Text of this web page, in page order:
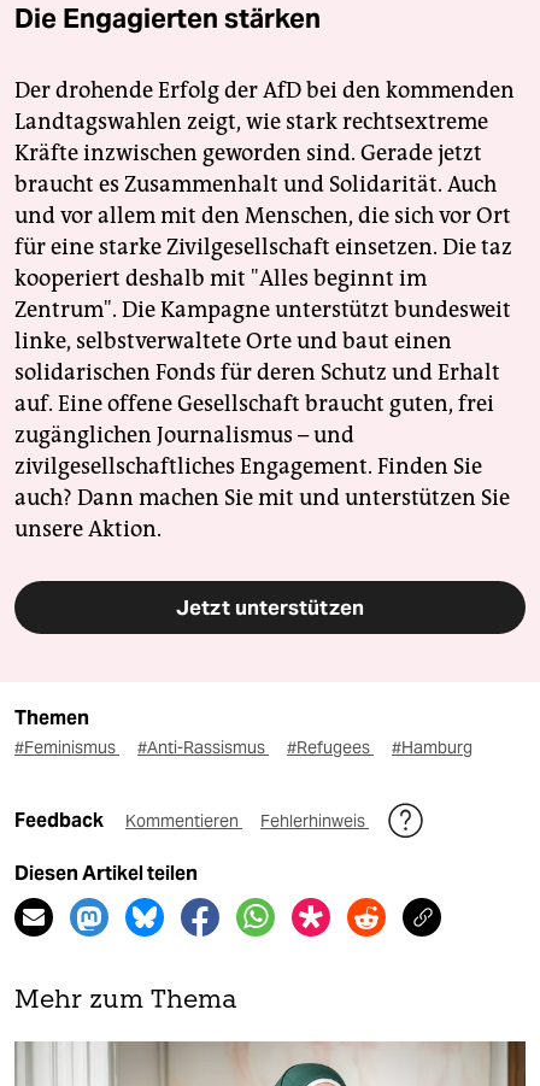
Die Engagierten stärken
Der drohende Erfolg der AfD bei den kommenden
Landtagswahlen zeigt, wie stark rechtsextreme
Kräfte inzwischen geworden sind. Gerade jetzt
braucht es Zusammenhalt und Solidarität. Auch
und vor allem mit den Menschen, die sich vor Ort
für eine starke Zivilgesellschaft einsetzen. Die taz
kooperiert deshalb mit "Alles beginnt im
Zentrum". Die Kampagne unterstützt bundesweit
linke, selbstverwaltete Orte und baut einen
solidarischen Fonds für deren Schutz und Erhalt
auf. Eine offene Gesellschaft braucht guten, frei
zugänglichen Journalismus – und
zivilgesellschaftliches Engagement. Finden Sie
auch? Dann machen Sie mit und unterstützen Sie
unsere Aktion.
Jetzt unterstützen
Themen
#Feminismus #Anti-Rassismus #Refugees #Hamburg
Feedback Kommentieren Fehlerhinweis
Diesen Artikel teilen
Mehr zum Thema